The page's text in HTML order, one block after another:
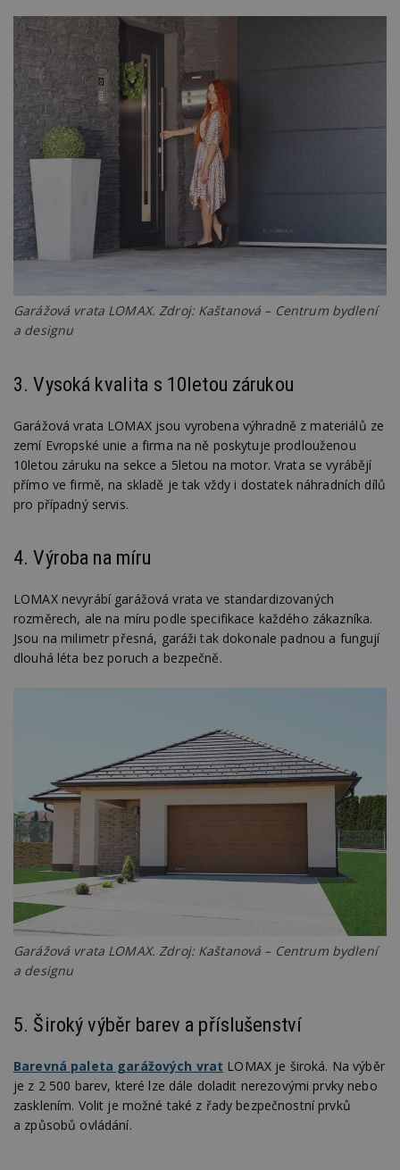
Garážová vrata LOMAX. Zdroj: Kaštanová – Centrum bydlení
a designu
3. Vysoká kvalita s 10letou zárukou
Garážová vrata LOMAX jsou vyrobena výhradně z materiálů ze
zemí Evropské unie a firma na ně poskytuje prodlouženou
10letou záruku na sekce a 5letou na motor. Vrata se vyrábějí
přímo ve firmě, na skladě je tak vždy i dostatek náhradních dílů
pro případný servis.
4. Výroba na míru
LOMAX nevyrábí garážová vrata ve standardizovaných
rozměrech, ale na míru podle specifikace každého zákazníka.
Jsou na milimetr přesná, garáži tak dokonale padnou a fungují
dlouhá léta bez poruch a bezpečně.
Garážová vrata LOMAX. Zdroj: Kaštanová – Centrum bydlení
a designu
5. Široký výběr barev a příslušenství
Barevná paleta garážových vrat LOMAX je široká. Na výběr
je z 2 500 barev, které lze dále doladit nerezovými prvky nebo
zasklením. Volit je možné také z řady bezpečnostní prvků
a způsobů ovládání.